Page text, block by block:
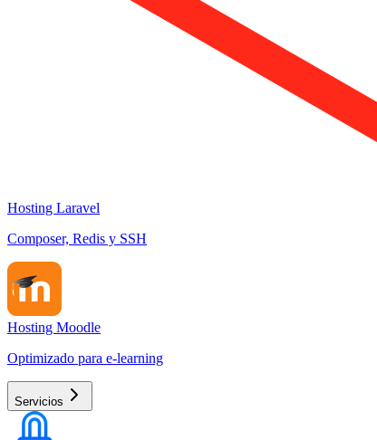
Hosting Laravel
Composer, Redis y SSH
Hosting Moodle
Optimizado para e-learning
Servicios